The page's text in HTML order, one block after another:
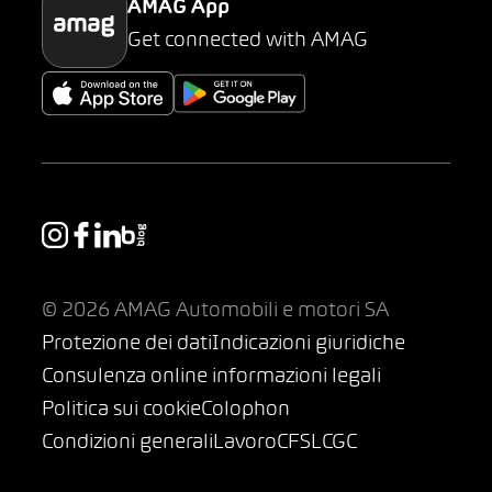
AMAG App
Get connected with AMAG
© 2026 AMAG Automobili e motori SA
Protezione dei datiIndicazioni giuridiche
Consulenza online informazioni legali
Politica sui cookieColophon
Condizioni generaliLavoroCFSLCGC